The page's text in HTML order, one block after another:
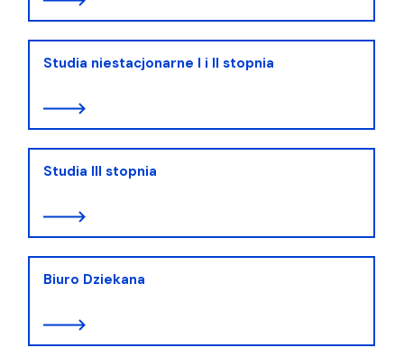
Studia niestacjonarne I i II stopnia
Studia III stopnia
Biuro Dziekana